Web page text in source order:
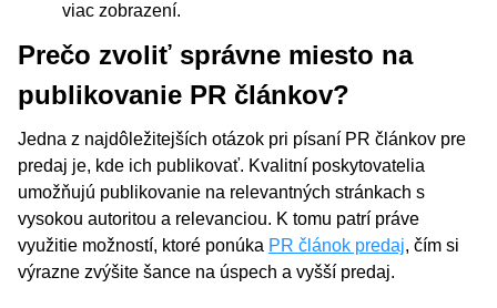
viac zobrazení.
Prečo zvoliť správne miesto na
publikovanie PR článkov?
Jedna z najdôležitejších otázok pri písaní PR článkov pre
predaj je, kde ich publikovať. Kvalitní poskytovatelia
umožňujú publikovanie na relevantných stránkach s
vysokou autoritou a relevanciou. K tomu patrí práve
využitie možností, ktoré ponúka PR článok predaj, čím si
výrazne zvýšite šance na úspech a vyšší predaj.